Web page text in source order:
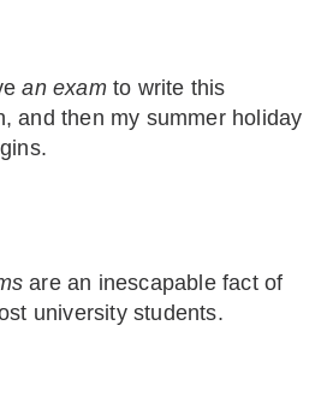
an examto write this
and then my summer holiday
are an inescapable fact of
university students.